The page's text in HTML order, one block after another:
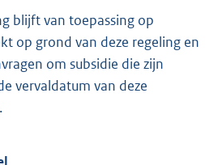
blijft van toepassing op
op grond van deze regeling en
om subsidie die zijn
vervaldatum van deze